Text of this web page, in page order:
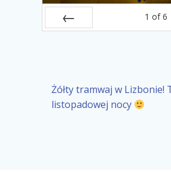
1 of 6
Żółty tramwaj w Lizbonie!
listopadowej nocy